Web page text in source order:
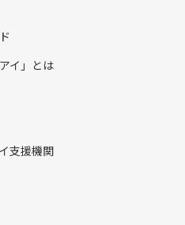
イ」とは
支援機関